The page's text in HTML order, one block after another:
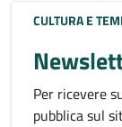
CULTURA E
Per ricevere
pubblica sul